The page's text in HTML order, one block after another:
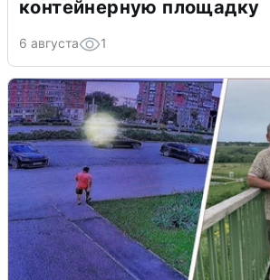
контейнерную площадку
6 августа 1